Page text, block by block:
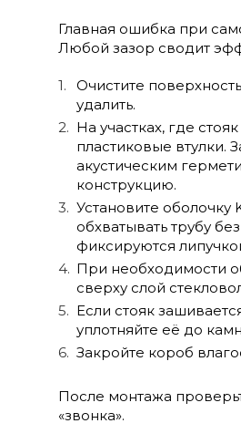
Главная ошибка при
Любой зазор сводит
Очистите
удалить.
На участках, где
пластиковые втулки.
акустическим
конструкцию.
Установите оболочку
обхватывать трубу
фиксируются
При необходимости
сверху слой
Если стояк
уплотняйте её до
Закройте короб
После монтажа
«звонка».